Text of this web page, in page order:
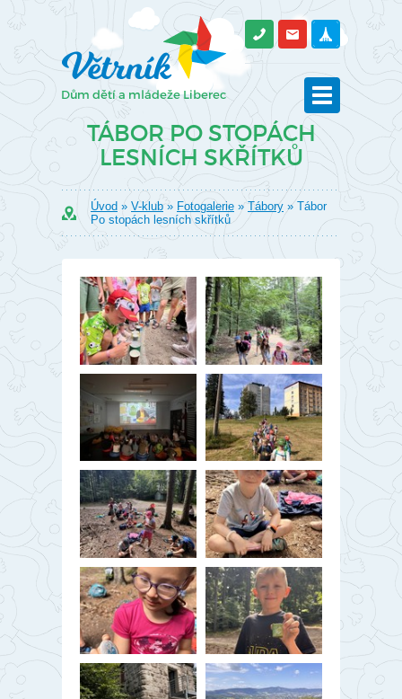
TÁBOR PO STOPÁCH
LESNÍCH SKŘÍTKŮ
Úvod » V-klub» Fotogalerie » Tábory » Tábor
Po stopách lesních skřítků